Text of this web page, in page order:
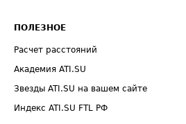
ПОЛЕЗНОЕ
Расчет расстояний
Академия ATI.SU
Звезды ATI.SU на вашем сайте
Индекс ATI.SU FTL РФ